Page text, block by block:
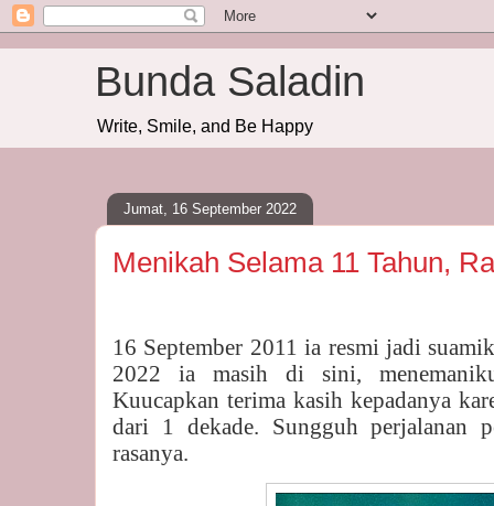
Bunda Saladin
Write, Smile, and Be Happy
Jumat, 16 September 2022
Menikah Selama 11 Tahun,
16 September 2011 ia resmi jadi
2022 ia masih di sini,
Kuucapkan terima kasih kepadanya
dari 1 dekade. Sungguh perjalanan
rasanya.